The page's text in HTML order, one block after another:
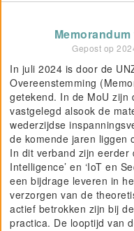
Gepost op
In juli 2024 is door de
Overeenstemming
getekend. In de MoU zijn
vastgelegd alsook de
wederzijdse
de komende jaren liggen
In dit verband zijn eerder
Intelligence’ en ‘IoT en
een bijdrage leveren in
verzorgen van de
actief betrokken zijn bij
practica. De looptijd van